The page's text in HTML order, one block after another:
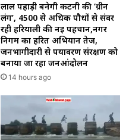
लाल पहाड़ी बनेगी कटनी की ‘ग्रीन
लंग’, 4500 से अधिक पौधों से संवर
रही हरियाली की नई पहचान,नगर
निगम का हरित अभियान तेज,
जनभागीदारी से पर्यावरण संरक्षण को
बनाया जा रहा जनआंदोलन
14 hours ago